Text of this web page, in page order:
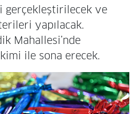
ve
yapılacak.
Mahallesi’nde
ile sona erecek.